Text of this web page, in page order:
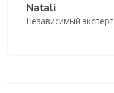
Natali
Независимый эксперт